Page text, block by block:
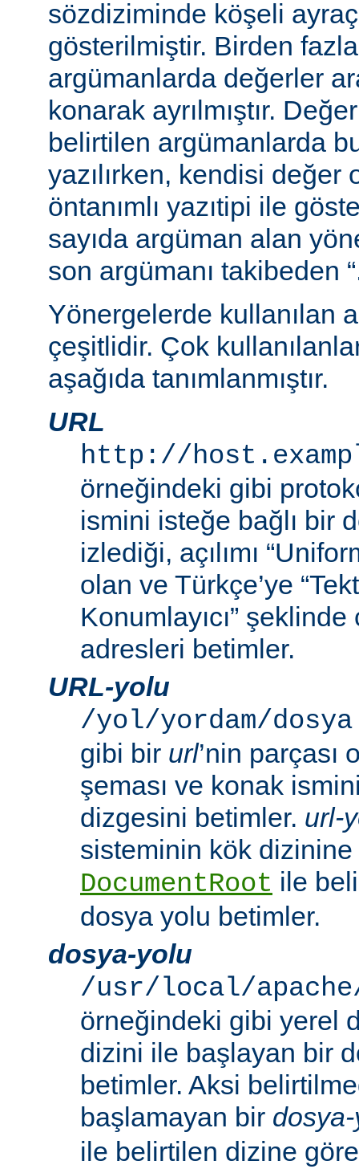
sözdiziminde köşeli
gösterilmiştir. Birden
argümanlarda değerler
konarak ayrılmıştır.
belirtilen argümanlarda
yazılırken, kendisi değer
öntanımlı yazıtipi ile
sayıda argüman alan
son argümanı takibeden
Yönergelerde kullanılan
çeşitlidir. Çok
aşağıda tanımlanmıştır.
URL
http://
örneğindeki gibi
ismini isteğe bağlı bir
izlediği, açılımı
olan ve Türkçe’ye
Konumlayıcı”
adresleri betimler.
URL-yolu
/yol/yordam/
gibi bir url’nin parçası
şeması ve konak
dizgesini betimler. url-
sisteminin kök
DocumentRoot ile
dosya yolu betimler.
dosya-yolu
/usr/local/
örneğindeki gibi yerel
dizini ile başlayan bir
betimler. Aksi
başlamayan bir
ile belirtilen dizine göre